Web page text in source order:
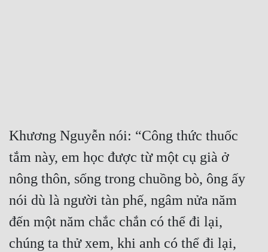
Xa Lộ Dịch
Cung Đấu
Khương Nguyễn nói: “Công thức thuốc
tắm này, em học được từ một cụ già ở
nông thôn, sống trong chuồng bò, ông ấy
nói dù là người tàn phế, ngâm nửa năm
đến một năm chắc chắn có thể đi lại,
chúng ta thử xem, khi anh có thể đi lại,